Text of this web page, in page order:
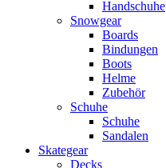
Handschuhe
Snowgear
Boards
Bindungen
Boots
Helme
Zubehör
Schuhe
Schuhe
Sandalen
Skategear
Decks